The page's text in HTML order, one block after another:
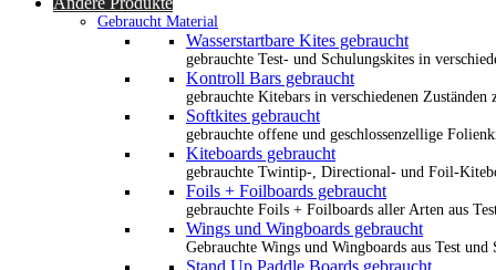
Gebraucht Material
Wasserstartbare Kites gebraucht
gebrauchte Test- und Schulungskites in
Kontroll Bars gebraucht
gebrauchte Kitebars in verschiedenen Zuständen
Softkites gebraucht
gebrauchte offene und geschlossenzellige
Kiteboards gebraucht
gebrauchte Twintip-, Directional- und Foil-
Foils + Foilboards gebraucht
gebrauchte Foils + Foilboards aller Arten aus
Wings und Wingboards gebraucht
Gebrauchte Wings und Wingboards aus Test und
Stand Up Paddle Boards gebraucht